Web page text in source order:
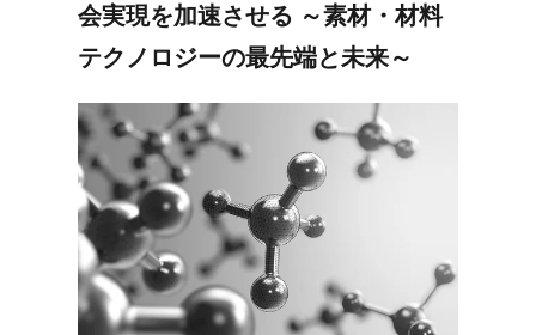
会実現を加速させる ～素材・材料
テクノロジーの最先端と未来～